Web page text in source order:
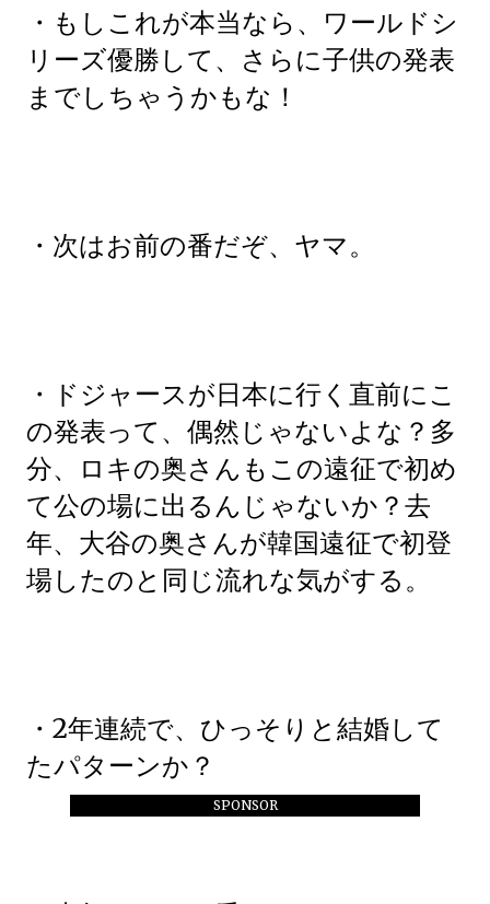
SPONSOR
・もしこれが本当なら、ワールドシ
リーズ優勝して、さらに子供の発表
までしちゃうかもな！
・次はお前の番だぞ、ヤマ。
・ドジャースが日本に行く直前にこ
の発表って、偶然じゃないよな？多
分、ロキの奥さんもこの遠征で初め
て公の場に出るんじゃないか？去
年、大谷の奥さんが韓国遠征で初登
場したのと同じ流れな気がする。
・2年連続で、ひっそりと結婚して
たパターンか？